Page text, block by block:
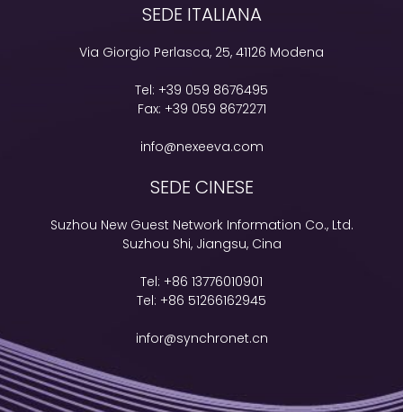
SEDE ITALIANA
Via Giorgio Perlasca, 25, 41126 Modena
Tel: +39 059 8676495
Fax: +39 059 8672271
info@nexeeva.com
SEDE CINESE
Suzhou New Guest Network Information Co., Ltd.
Suzhou Shi, Jiangsu, Cina
Tel: +86 13776010901
Tel: +86 51266162945
infor@synchronet.cn